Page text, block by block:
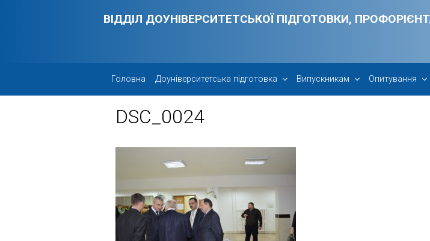
ВІДДІЛ ДОУНІВЕРСИТЕТСЬКОЇ ПІДГОТОВКИ,
Головна Доуніверситетська підготовка Випускникам Опитування
DSC_0024